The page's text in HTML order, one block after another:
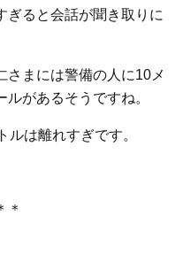
ると会話が聞き取りに
さまには警備の人に10メ
があるそうですね。
は離れすぎです。
＊